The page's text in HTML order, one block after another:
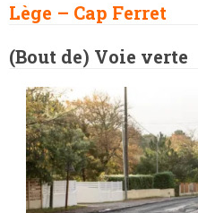
Lège – Cap Ferret
(Bout de) Voie verte